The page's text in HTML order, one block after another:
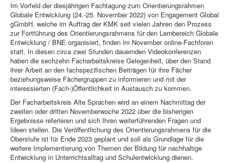
Im Vorfeld der diesjährigen Fachtagung zum Orientierungsrahmen
Globale Entwicklung (24.-25. November 2022) von Engagement Global
gGmbH, welche im Auftrag der KMK seit vielen Jahren den Prozess
zur Fortführung des Orientierungsrahmens für den Lernbereich Globale
Entwicklung / BNE organisiert, finden im November online-Fachforen
statt. In diesen circa zwei Stunden dauernden Videokonferenzen
haben die sechzehn Facharbeitskreise Gelegenheit, über den Stand
ihrer Arbeit an den fachspezifischen Beiträgen für ihre Fächer
beziehungsweise Fächergruppen zu informieren und mit der
interessierten (Fach-)Öffentlichkeit in Austausch zu kommen.
Der Facharbeitskreis Alte Sprachen wird an einem Nachmittag der
zweiten oder dritten Novemberwoche 2022 über die bisherigen
Ergebnisse referieren und sich Ihren weiterführenden Fragen und
Ideen stellen. Die Veröffentlichung des Orientierungsrahmens für die
Oberstufe ist für Ende 2023 geplant und soll als Grundlage für die
weitere Implementierung von Themen der Bildung für nachhaltige
Entwicklung in Unterrichtsalltag und Schulentwicklung dienen.